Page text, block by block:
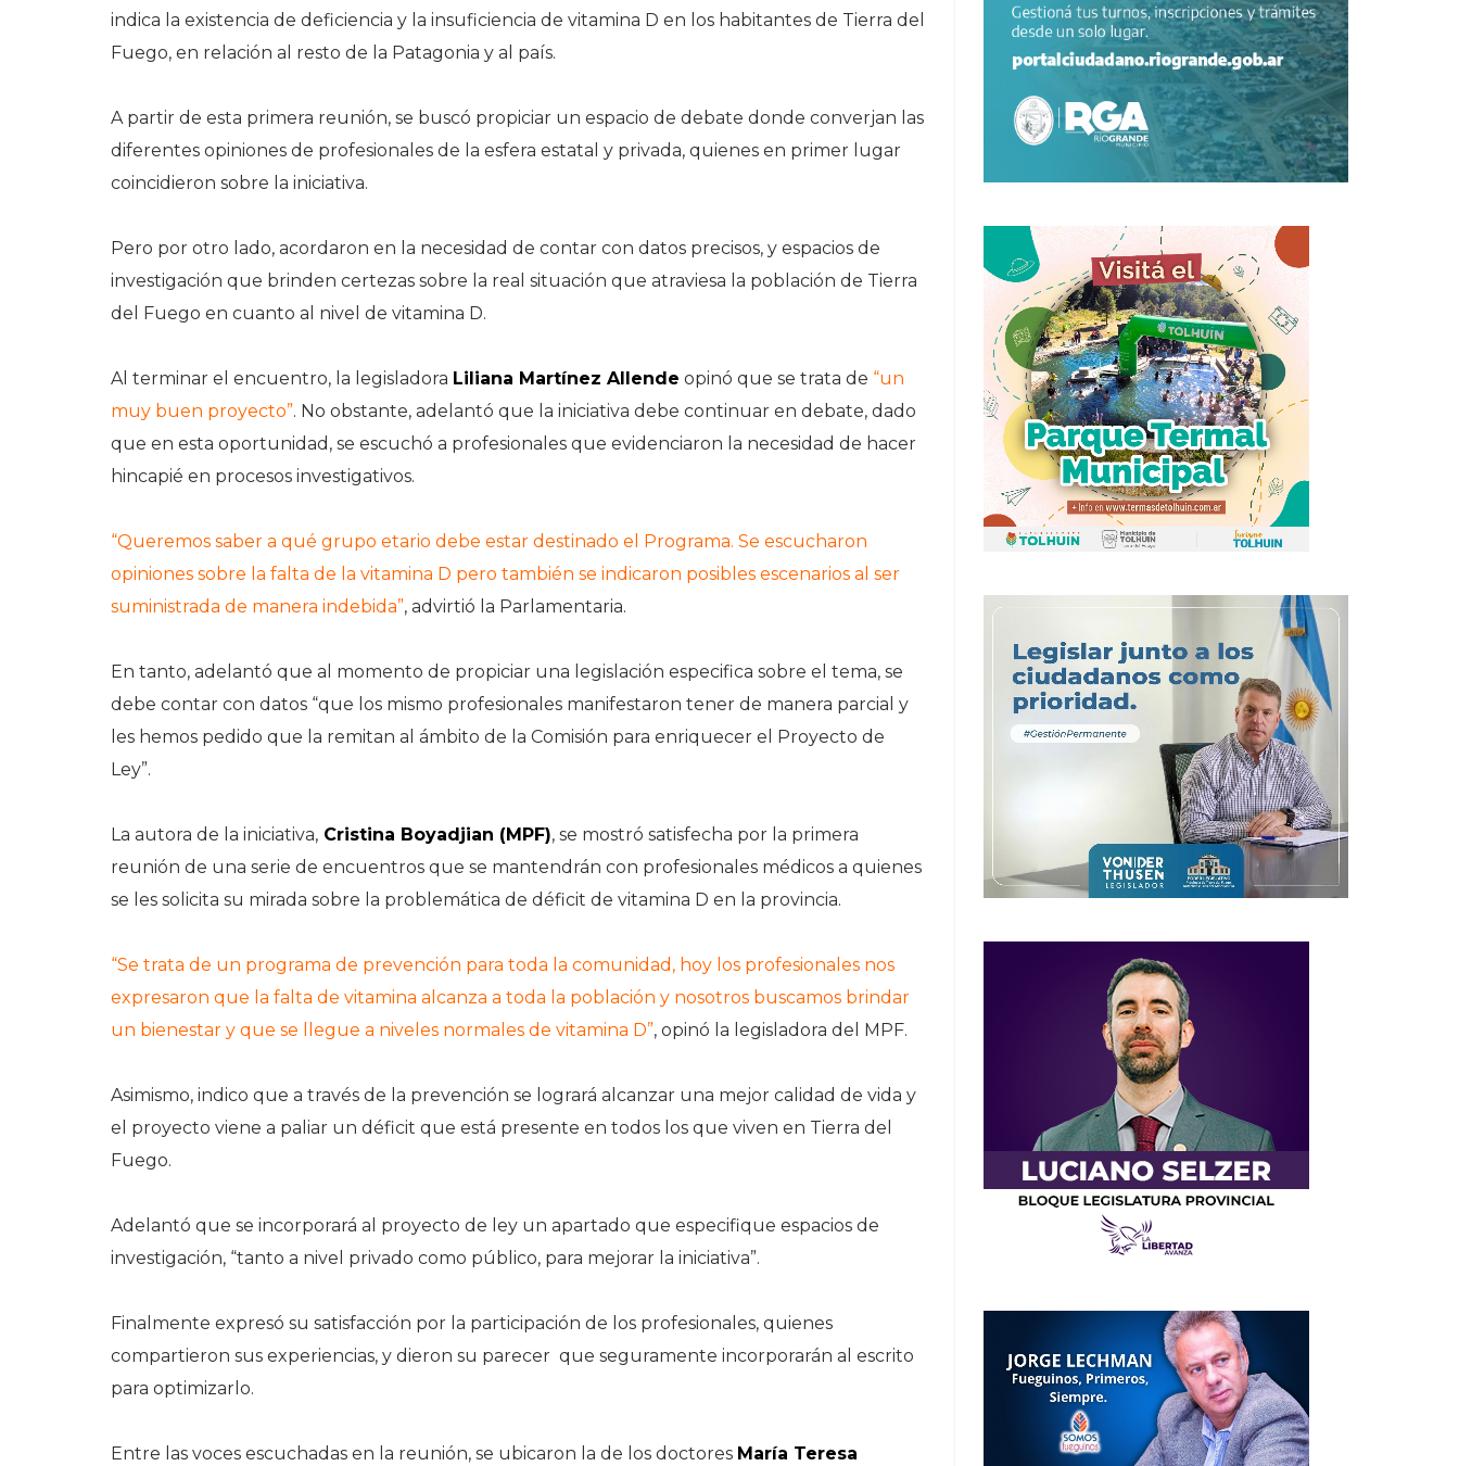
indica la existencia de deficiencia y la insuficiencia de vitamina D en los habitantes de Tierra del
Fuego, en relación al resto de la Patagonia y al país.
A partir de esta primera reunión, se buscó propiciar un espacio de debate donde converjan las
diferentes opiniones de profesionales de la esfera estatal y privada, quienes en primer lugar
coincidieron sobre la iniciativa.
Pero por otro lado, acordaron en la necesidad de contar con datos precisos, y espacios de
investigación que brinden certezas sobre la real situación que atraviesa la población de Tierra
del Fuego en cuanto al nivel de vitamina D.
Al terminar el encuentro, la legisladora Liliana Martínez Allende opinó que se trata de “un
muy buen proyecto”. No obstante, adelantó que la iniciativa debe continuar en debate, dado
que en esta oportunidad, se escuchó a profesionales que evidenciaron la necesidad de hacer
hincapié en procesos investigativos.
“Queremos saber a qué grupo etario debe estar destinado el Programa. Se escucharon
opiniones sobre la falta de la vitamina D pero también se indicaron posibles escenarios al ser
suministrada de manera indebida”, advirtió la Parlamentaria.
En tanto, adelantó que al momento de propiciar una legislación especifica sobre el tema, se
debe contar con datos “que los mismo profesionales manifestaron tener de manera parcial y
les hemos pedido que la remitan al ámbito de la Comisión para enriquecer el Proyecto de
Ley”.
La autora de la iniciativa, Cristina Boyadjian (MPF), se mostró satisfecha por la primera
reunión de una serie de encuentros que se mantendrán con profesionales médicos a quienes
se les solicita su mirada sobre la problemática de déficit de vitamina D en la provincia.
“Se trata de un programa de prevención para toda la comunidad, hoy los profesionales nos
expresaron que la falta de vitamina alcanza a toda la población y nosotros buscamos brindar
un bienestar y que se llegue a niveles normales de vitamina D”, opinó la legisladora del MPF.
Asimismo, indico que a través de la prevención se logrará alcanzar una mejor calidad de vida y
el proyecto viene a paliar un déficit que está presente en todos los que viven en Tierra del
Fuego.
Adelantó que se incorporará al proyecto de ley un apartado que especifique espacios de
investigación, “tanto a nivel privado como público, para mejorar la iniciativa”.
Finalmente expresó su satisfacción por la participación de los profesionales, quienes
compartieron sus experiencias, y dieron su parecer que seguramente incorporarán al escrito
para optimizarlo.
Entre las voces escuchadas en la reunión, se ubicaron la de los doctores María Teresa